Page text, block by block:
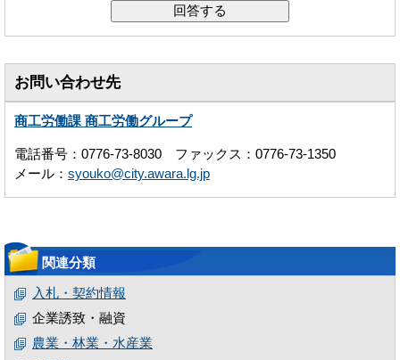
お問い合わせ先
商工労働課 商工労働グループ
電話番号：0776-73-8030 ファックス：0776-73-1350
メール： syouko@city.awara.lg.jp
関連分類
入札・契約情報
企業誘致・融資
農業・林業・水産業